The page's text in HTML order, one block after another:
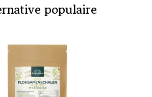
populaire